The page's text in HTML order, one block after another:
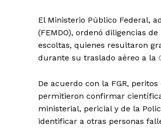
El Ministerio Público Federal,
(FEMDO), ordenó diligencias
escoltas, quienes resultaron
durante su traslado aéreo a la
De acuerdo con la FGR,
permitieron confirmar
ministerial, pericial y de la
identificar a otras personas